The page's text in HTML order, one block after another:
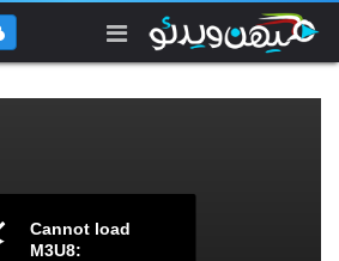
Cannot load
M3U8: